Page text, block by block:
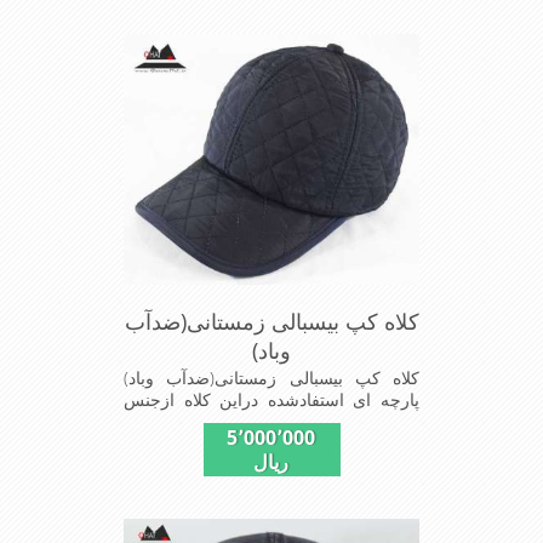
پوش جنس عالی,دوخت
مناسب,سبکی,خوش فرمی
in China
کلاه کپ بیسبالی زمستانی(ضدآب
وباد)
کلاه کپ بیسبالی زمستانی(ضدآب وباد)
پارچه ای استفادشده دراین کلاه ازجنس
ازجنس شمعی برای دوخت کاپشن بارانی
استفاده می شودبا آستر ضخیم که مناسب
ومناسب افرادخوش پوش جنس
5٬000٬000
ریال